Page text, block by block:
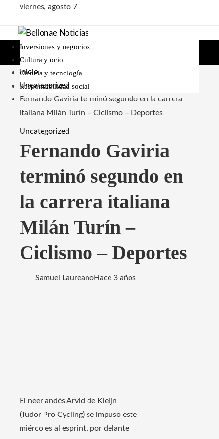
viernes, agosto 7
Inversiones y negocios
Cultura y ocio
Ciencia y tecnología
Responsabilidad social
Inicio
Uncategorized
Fernando Gaviria terminó segundo en la carrera
italiana Milán Turín – Ciclismo – Deportes
Uncategorized
Fernando Gaviria
terminó segundo en
la carrera italiana
Milán Turín –
Ciclismo – Deportes
Samuel LaureanoHace 3 años
El neerlandés Arvid de Kleijn
(Tudor Pro Cycling) se impuso este
miércoles al esprint, por delante